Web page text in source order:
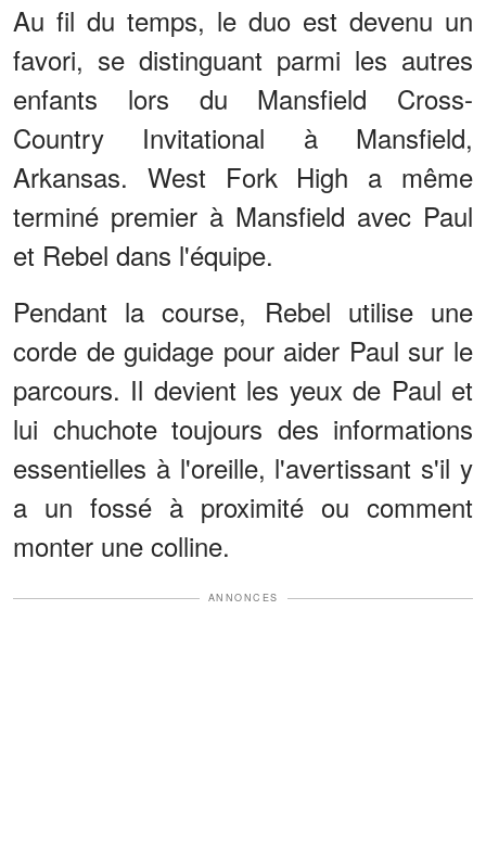
Au fil du temps, le duo est devenu un
favori, se distinguant parmi les autres
enfants lors du Mansfield Cross-
Country Invitational à Mansfield,
Arkansas. West Fork High a même
terminé premier à Mansfield avec Paul
et Rebel dans l'équipe.
Pendant la course, Rebel utilise une
corde de guidage pour aider Paul sur le
parcours. Il devient les yeux de Paul et
lui chuchote toujours des informations
essentielles à l'oreille, l'avertissant s'il y
a un fossé à proximité ou comment
monter une colline.
ANNONCES